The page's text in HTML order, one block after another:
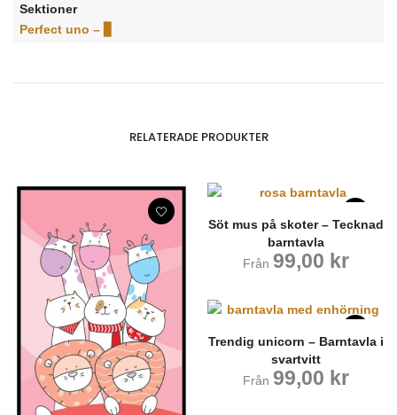
Sektioner
Perfect uno – ▊
RELATERADE PRODUKTER
Söt mus på skoter – Tecknad
barntavla
Från 99,00 kr
Trendig unicorn – Barntavla i
svartvitt
Från 99,00 kr